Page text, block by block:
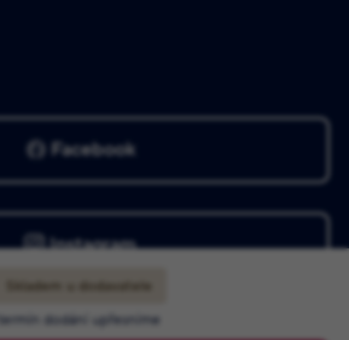
Skladem u dodavatele
termín dodání upřesníme
Facebook
Instagram